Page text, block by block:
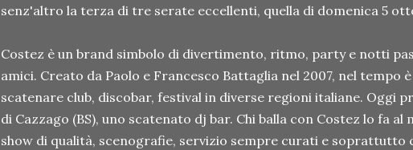
senz'altro la terza di tre serate eccellenti, quella di domenica 5
Costez è un brand simbolo di divertimento, ritmo, party e notti
amici. Creato da Paolo e Francesco Battaglia nel 2007, nel tempo
scatenare club, discobar, festival in diverse regioni italiane. Oggi
di Cazzago (BS), uno scatenato dj bar. Chi balla con Costez lo fa
show di qualità, scenografie, servizio sempre curati e soprattutto